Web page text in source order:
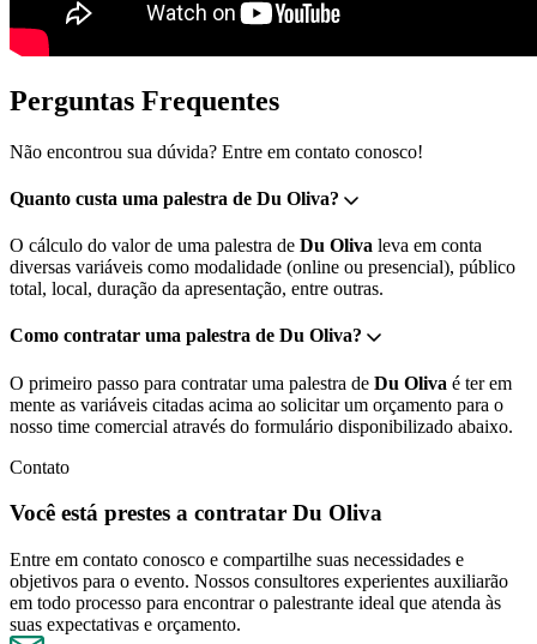
Perguntas Frequentes
Não encontrou sua dúvida? Entre em contato conosco!
Quanto custa uma palestra de Du Oliva?
O cálculo do valor de uma palestra de Du Oliva leva em conta
diversas variáveis como modalidade (online ou presencial), público
total, local, duração da apresentação, entre outras.
Como contratar uma palestra de Du Oliva?
O primeiro passo para contratar uma palestra de Du Oliva é ter em
mente as variáveis citadas acima ao solicitar um orçamento para o
nosso time comercial através do formulário disponibilizado abaixo.
Contato
Você está prestes a contratar Du Oliva
Entre em contato conosco e compartilhe suas necessidades e
objetivos para o evento. Nossos consultores experientes auxiliarão
em todo processo para encontrar o palestrante ideal que atenda às
suas expectativas e orçamento.